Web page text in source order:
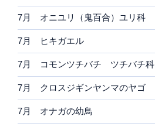
7月 オニユリ（鬼百合）ユリ科
7月 ヒキガエル
7月 コモンツチバチ ツチバチ科
7月 クロスジギンヤンマのヤゴ
7月 オナガの幼鳥